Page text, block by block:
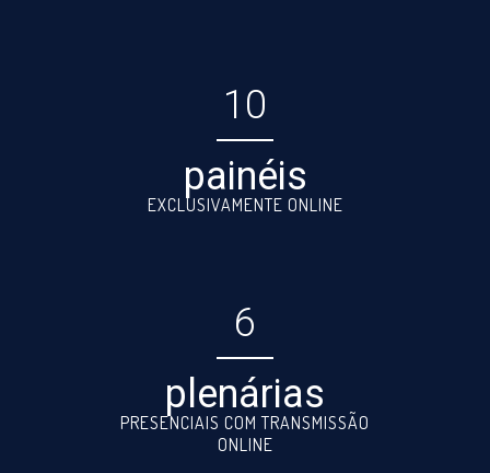
10
painéis
EXCLUSIVAMENTE ONLINE
6
plenárias
PRESENCIAIS COM TRANSMISSÃO
ONLINE